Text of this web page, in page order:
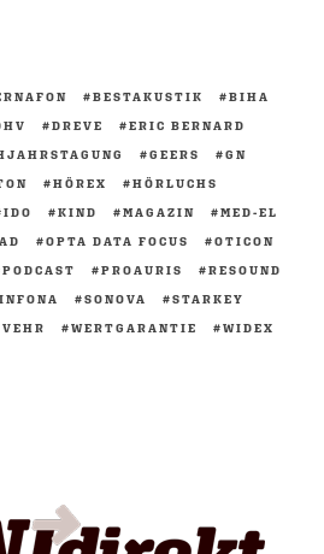
BESTAKUSTIK
BIHA
DREVE
ERIC BERNARD
GEERS
GN
HÖREX
HÖRLUCHS
IDO KIND MAGAZIN
MED-EL
OPTA DATA FOCUS
OTICON
PODCAST PROAURIS
RESOUND
SONOVA
STARKEY
WERTGARANTIE
WIDEX